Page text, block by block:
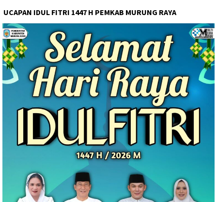
UCAPAN IDUL FITRI 1447 H PEMKAB MURUNG RAYA